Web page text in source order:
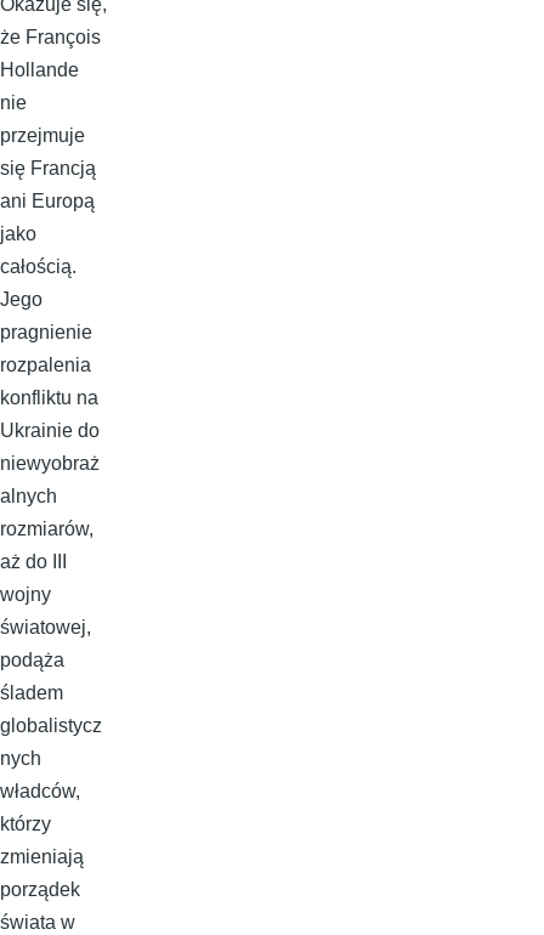
Okazuje się,
że François
Hollande
nie
przejmuje
się Francją
ani Europą
jako
całością.
Jego
pragnienie
rozpalenia
konfliktu na
Ukrainie do
niewyobraż
alnych
rozmiarów,
aż do III
wojny
światowej,
podąża
śladem
globalistycz
nych
władców,
którzy
zmieniają
porządek
świata w